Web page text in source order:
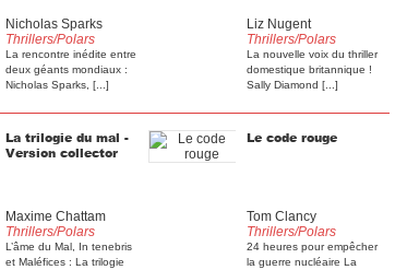
Nicholas Sparks
Thrillers/Polars
La rencontre inédite entre
deux géants mondiaux :
Nicholas Sparks, [...]
Liz Nugent
Thrillers/Polars
La nouvelle voix du thriller
domestique britannique !
Sally Diamond [...]
La trilogie du mal -
Version collector
Maxime Chattam
Thrillers/Polars
L’âme du Mal, In tenebris
et Maléfices : La trilogie
Le code rouge
Tom Clancy
Thrillers/Polars
24 heures pour empêcher
la guerre nucléaire La